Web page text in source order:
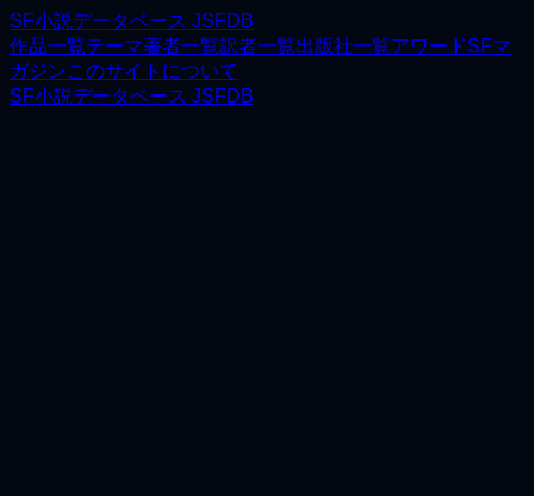
SF小説データベース JSFDB
作品一覧テーマ著者一覧訳者一覧出版社一覧アワードSFマ
ガジンこのサイトについて
SF小説データベース JSFDB